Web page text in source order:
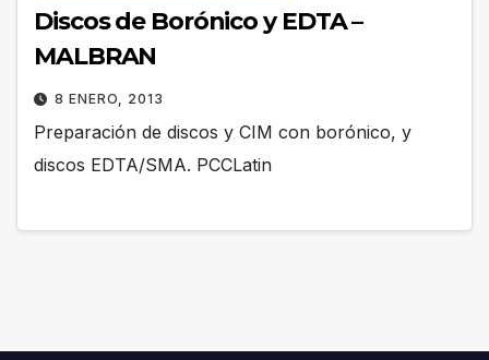
Discos de Borónico y EDTA –
MALBRAN
8 ENERO, 2013
Preparación de discos y CIM con borónico, y
discos EDTA/SMA. PCCLatin